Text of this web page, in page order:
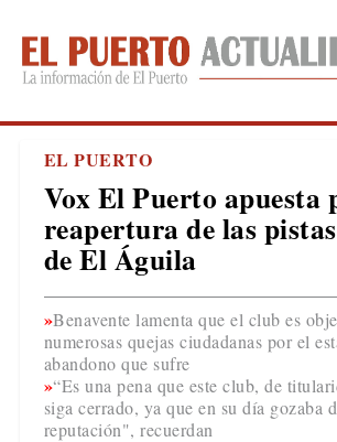
EL PUERTO
Vox El Puerto apuesta
reapertura de las
de El Águila
Benavente lamenta que el club es
numerosas quejas ciudadanas por el
abandono que sufre
“Es una pena que este club, de
siga cerrado, ya que en su día gozaba
reputación", recuerdan